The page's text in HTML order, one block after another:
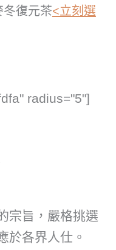
冬復元茶<立刻選
radius="5"]
宗旨，嚴格挑選
於各界人仕。